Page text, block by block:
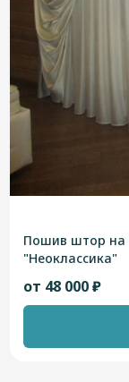
Пошив штор на
"Неоклассика"
от 48 000 ₽